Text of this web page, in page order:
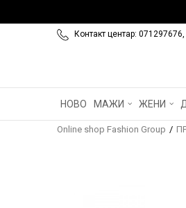
Контакт центар:
НОВО МАЖИ ЖЕНИ
Online shop Fashion Group